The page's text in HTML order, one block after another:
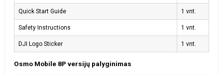
Quick Start Guide 1 vnt.
Safety Instructions 1 vnt.
DJI Logo Sticker 1 vnt.
Osmo Mobile 8P versijų palyginimas